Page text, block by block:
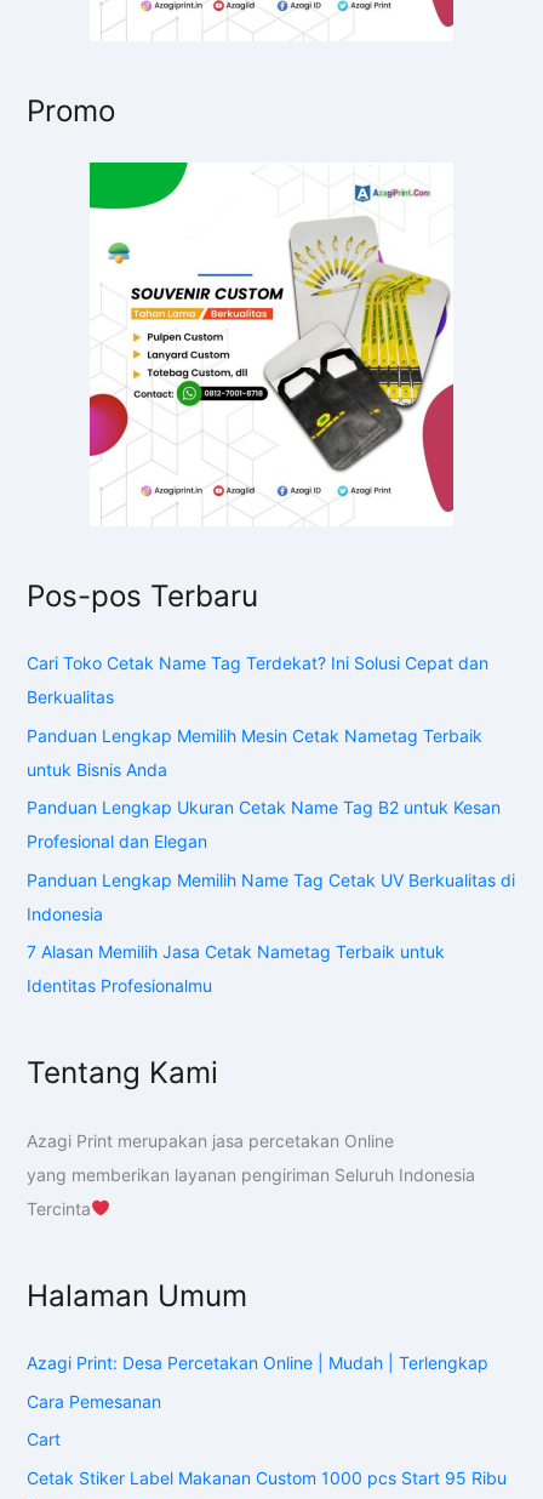
Promo
Pos-pos Terbaru
Cari Toko Cetak Name Tag Terdekat? Ini Solusi Cepat dan
Berkualitas
Panduan Lengkap Memilih Mesin Cetak Nametag Terbaik
untuk Bisnis Anda
Panduan Lengkap Ukuran Cetak Name Tag B2 untuk Kesan
Profesional dan Elegan
Panduan Lengkap Memilih Name Tag Cetak UV Berkualitas di
Indonesia
7 Alasan Memilih Jasa Cetak Nametag Terbaik untuk
Identitas Profesionalmu
Tentang Kami
Azagi Print merupakan jasa percetakan Online
yang memberikan layanan pengiriman Seluruh Indonesia
Tercinta
Halaman Umum
Azagi Print: Desa Percetakan Online | Mudah | Terlengkap
Cara Pemesanan
Cart
Cetak Stiker Label Makanan Custom 1000 pcs Start 95 Ribu